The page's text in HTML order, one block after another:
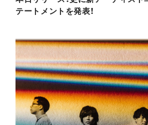
テートメントを発表！